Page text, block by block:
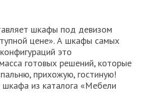
шкафы под девизом
цене». А шкафы самых
это
готовых решений, которые
прихожую, гостиную!
из каталога «Мебели